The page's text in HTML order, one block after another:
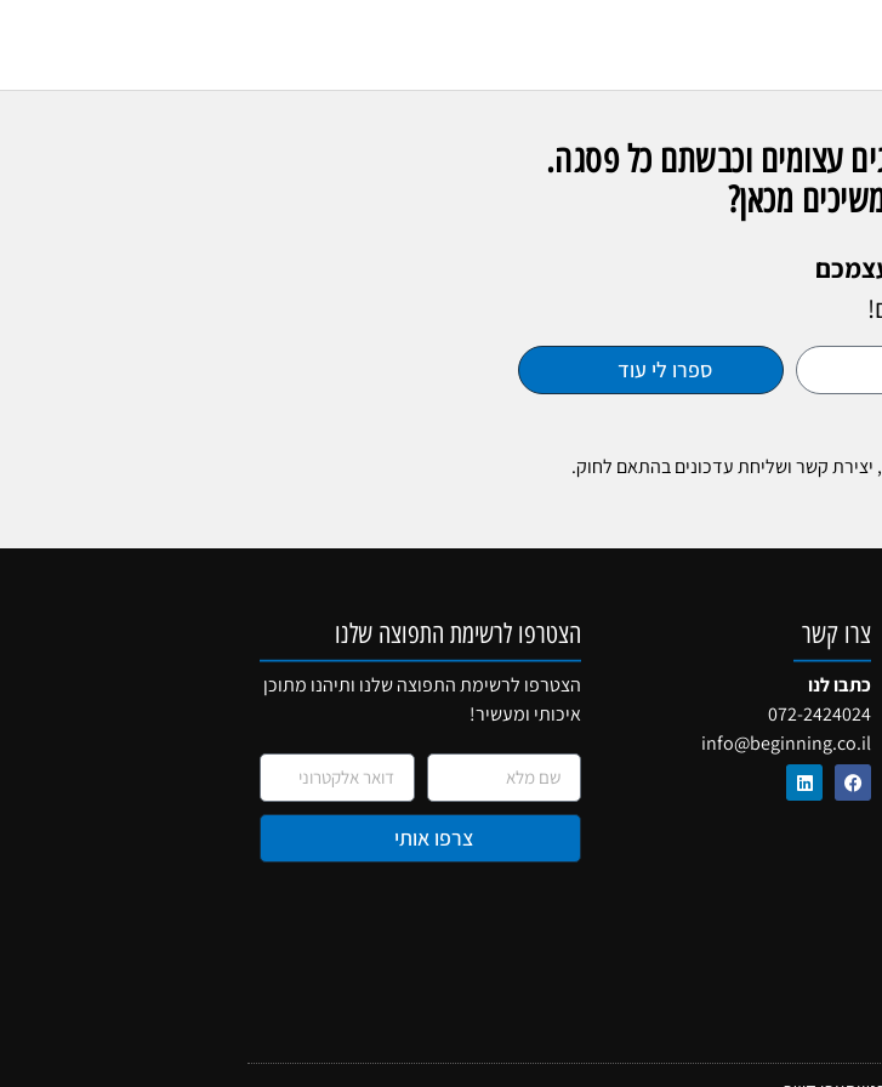
עצומים וכבשתם כל פסגה.
מכאן?
קשר ושליחת עדכונים בהתאם לחוק.
ספרו לי עוד
צרו קשר
כתבו לנו
072-2424024
info@beginning.co.il
הצטרפו לרשימת התפוצה שלנו
הצטרפו לרשימת התפוצה שלנו ותיהנו מתוכן
איכותי ומעשיר!
צרפו אותי